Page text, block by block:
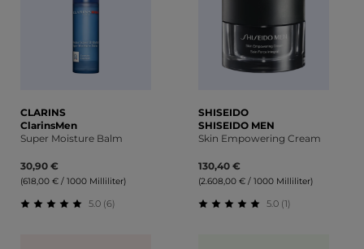
CLARINS
ClarinsMen
Super Moisture Balm
30,90 €
(618,00 € / 1000 Milliliter)
5.0 (6)
SHISEIDO
SHISEIDO MEN
Skin Empowering Cream
130,40 €
(2.608,00 € / 1000 Milliliter)
5.0 (1)